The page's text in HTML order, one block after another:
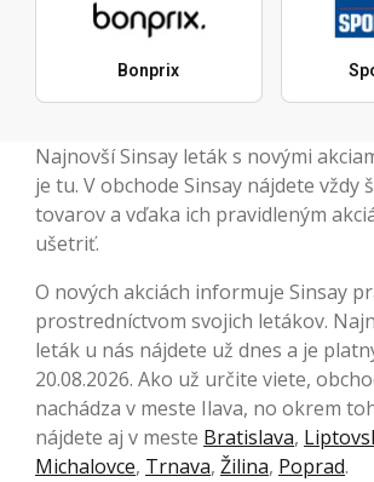
Bonprix
Najnovší Sinsay leták s novými
je tu. V obchode Sinsay nájdete vždy
tovarov a vďaka ich pravidleným
ušetriť.
O nových akciách informuje Sinsay
prostredníctvom svojich letákov.
leták u nás nájdete už dnes a je
20.08.2026. Ako už určite viete,
nachádza v meste Ilava, no okrem
nájdete aj v meste Bratislava,
Michalovce, Trnava, Žilina, Poprad.